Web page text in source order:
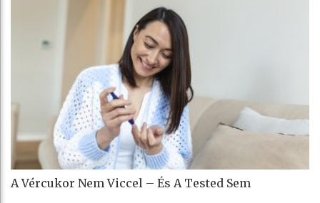
A Vércukor Nem Viccel – És A Tested Sem